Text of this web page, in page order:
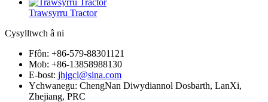
Trawsyrru Tractor
Cysylltwch â ni
Ffôn: +86-579-88301121
Mob: +86-13858988130
E-bost: jhjgcl@sina.com
Ychwanegu: ChengNan Diwydiannol Dosbarth, LanXi,
Zhejiang, PRC